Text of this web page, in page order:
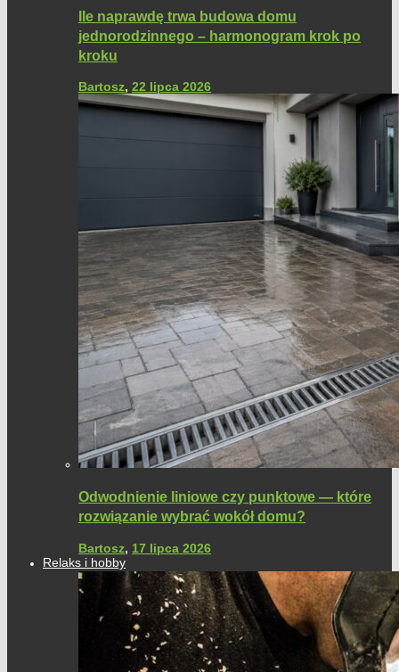
Ile naprawdę trwa budowa domu
jednorodzinnego – harmonogram krok po
kroku
Bartosz, 22 lipca 2026
Odwodnienie liniowe czy punktowe — które
rozwiązanie wybrać wokół domu?
Bartosz, 17 lipca 2026
Relaks i hobby